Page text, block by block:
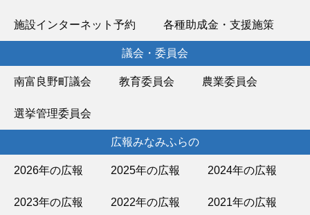
施設インターネット予約 各種助成金・支援施策
議会・委員会
南富良野町議会 教育委員会 農業委員会
選挙管理委員会
広報みなみふらの
2026年の広報 2025年の広報 2024年の広報
2023年の広報 2022年の広報 2021年の広報